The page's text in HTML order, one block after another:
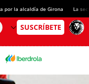
por la alcaldía de Girona La